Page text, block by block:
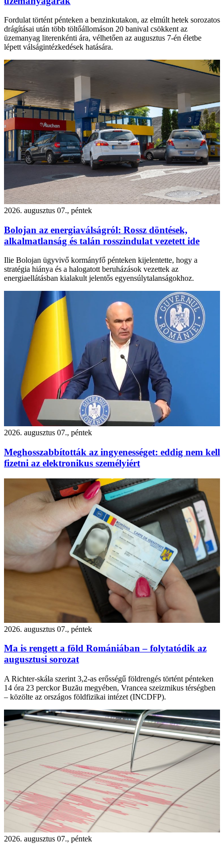
Fordulat történt pénteken a benzinkutakon, az elmúlt hetek sorozatos
drágításai után több töltőállomáson 20 banival csökkent az
üzemanyag literenkénti ára, vélhetően az augusztus 7-én életbe
lépett válságintézkedések hatására.
2026. augusztus 07., péntek
Bolojan az energiaválságról: Rossz döntések,
alkalmatlanság és talán rosszindulat vezetett ide
Ilie Bolojan ügyvivő kormányfő pénteken kijelentette, hogy a
stratégia hiánya és a halogatott beruházások vezettek az
energiaellátásban kialakult jelentős egyensúlytalanságokhoz.
2026. augusztus 07., péntek
Meghosszabbították az ingyenességet: eddig nem kell
fizetni az elektronikus személyiért
2026. augusztus 07., péntek
Ma is rengett a föld Romániában – folytatódik az
augusztusi sorozat
A Richter-skála szerint 3,2-as erősségű földrengés történt pénteken
14 óra 23 perckor Buzău megyében, Vrancea szeizmikus térségben
– közölte az országos földfizikai intézet (INCDFP).
2026. augusztus 07., péntek